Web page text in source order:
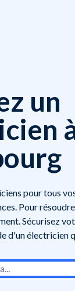
un
pour tous
Pour
Sécurisez
d'un électricien